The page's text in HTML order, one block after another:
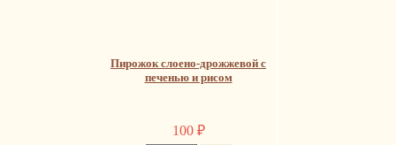
Пирожок слоено-дрожжевой с
печенью и рисом
100 ₽